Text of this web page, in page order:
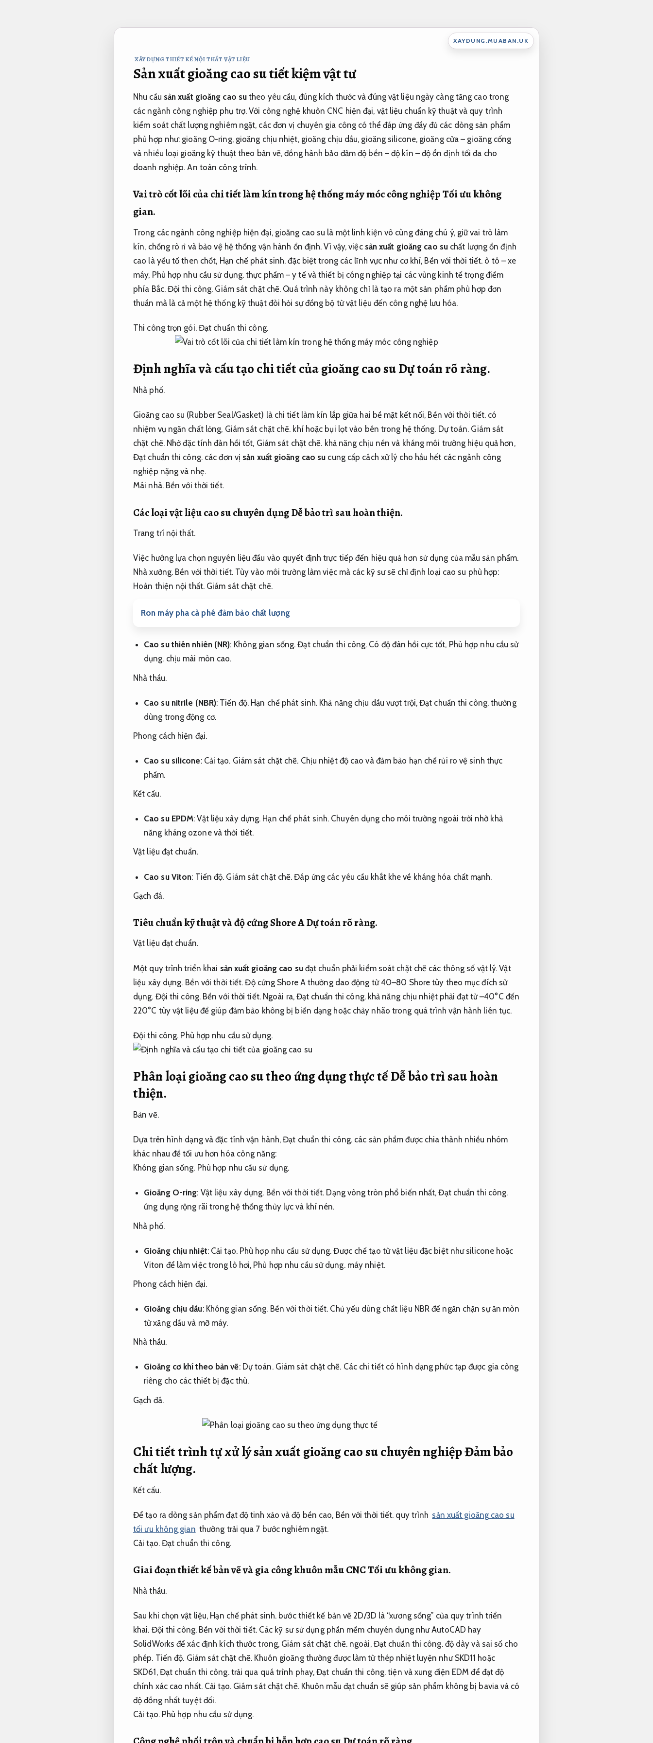
XAYDUNG.MUABAN.UK
XÂY DỰNG THIẾT KẾ NỘI THẤT VẬT LIỆU
Sản xuất gioăng cao su tiết kiệm vật tư
Nhu cầu sản xuất gioăng cao su theo yêu cầu, đúng kích thước và đúng vật liệu ngày càng tăng cao trong
các ngành công nghiệp phụ trợ. Với công nghệ khuôn CNC hiện đại, vật liệu chuẩn kỹ thuật và quy trình
kiểm soát chất lượng nghiêm ngặt, các đơn vị chuyên gia công có thể đáp ứng đầy đủ các dòng sản phẩm
phù hợp như: gioăng O-ring, gioăng chịu nhiệt, gioăng chịu dầu, gioăng silicone, gioăng cửa – gioăng cống
và nhiều loại gioăng kỹ thuật theo bản vẽ, đồng hành bảo đảm độ bền – độ kín – độ ổn định tối đa cho
doanh nghiệp. An toàn công trình.
Vai trò cốt lõi của chi tiết làm kín trong hệ thống máy móc công nghiệpTối ưu không
gian.
Trong các ngành công nghiệp hiện đại, gioăng cao su là một linh kiện vô cùng đáng chú ý, giữ vai trò làm
kín, chống rò rỉ và bảo vệ hệ thống vận hành ổn định. Vì vậy, việc sản xuất gioăng cao suchất lượng ổn định
cao là yếu tố then chốt, Hạn chế phát sinh. đặc biệt trong các lĩnh vực như cơ khí, Bền với thời tiết. ô tô – xe
máy, Phù hợp nhu cầu sử dụng.thực phẩm – y tế và thiết bị công nghiệp tại các vùng kinh tế trọng điểm
phía Bắc. Đội thi công. Giám sát chặt chẽ. Quá trình này không chỉ là tạo ra một sản phẩm phù hợp đơn
thuần mà là cả một hệ thống kỹ thuật đòi hỏi sự đồng bộ từ vật liệu đến công nghệ lưu hóa.
Thi công trọn gói. Đạt chuẩn thi công.
Định nghĩa và cấu tạo chi tiết của gioăng cao suDự toán rõ ràng.
Nhà phố.
Gioăng cao su (Rubber Seal/Gasket) là chi tiết làm kín lắp giữa hai bề mặt kết nối, Bền với thời tiết. có
nhiệm vụ ngăn chất lỏng, Giám sát chặt chẽ. khí hoặc bụi lọt vào bên trong hệ thống. Dự toán. Giám sát
chặt chẽ.Nhờ đặc tính đàn hồi tốt, Giám sát chặt chẽ. khả năng chịu nén và kháng môi trường hiệu quả hơn,
Đạt chuẩn thi công.các đơn vị sản xuất gioăng cao su cung cấp cách xử lý cho hầu hết các ngành công
nghiệp nặng và nhẹ.
Mái nhà. Bền với thời tiết.
Các loại vật liệu cao su chuyên dụngDễ bảo trì sau hoàn thiện.
Trang trí nội thất.
Việc hướng lựa chọn nguyên liệu đầu vào quyết định trực tiếp đến hiệu quả hơn sử dụng của mẫu sản phẩm.
Nhà xưởng. Bền với thời tiết.Tùy vào môi trường làm việc mà các kỹ sư sẽ chỉ định loại cao su phù hợp:
Hoàn thiện nội thất. Giám sát chặt chẽ.
Ron máy pha cà phê đảm bảo chất lượng
Cao su thiên nhiên (NR): Không gian sống. Đạt chuẩn thi công. Có độ đàn hồi cực tốt, Phù hợp nhu cầu sử
dụng. chịu mài mòn cao.
Nhà thầu.
Cao su nitrile (NBR): Tiến độ. Hạn chế phát sinh. Khả năng chịu dầu vượt trội,Đạt chuẩn thi công.thường
dùng trong động cơ.
Phong cách hiện đại.
Cao su silicone: Cải tạo. Giám sát chặt chẽ. Chịu nhiệt độ cao và đảm bảo hạn chế rủi ro vệ sinh thực
phẩm.
Kết cấu.
Cao su EPDM:Vật liệu xây dựng. Hạn chế phát sinh. Chuyên dụng cho môi trường ngoài trời nhờ khả
năng kháng ozone và thời tiết.
Vật liệu đạt chuẩn.
Cao su Viton: Tiến độ. Giám sát chặt chẽ. Đáp ứng các yêu cầu khắt khe về kháng hóa chất mạnh.
Gạch đá.
Tiêu chuẩn kỹ thuật và độ cứng Shore ADự toán rõ ràng.
Vật liệu đạt chuẩn.
Một quy trình triển khai sản xuất gioăng cao suđạt chuẩn phải kiểm soát chặt chẽ các thông số vật lý.Vật
liệu xây dựng. Bền với thời tiết. Độ cứng Shore A thường dao động từ 40–80 Shore tùy theo mục đích sử
dụng. Đội thi công. Bền với thời tiết.Ngoài ra, Đạt chuẩn thi công.khả năng chịu nhiệt phải đạt từ –40°C đến
220°C tùy vật liệu để giúp đảm bảo không bị biến dạng hoặc chảy nhão trong quá trình vận hành liên tục.
Đội thi công. Phù hợp nhu cầu sử dụng.
Phân loại gioăng cao su theo ứng dụng thực tếDễ bảo trì sau hoàn
thiện.
Bản vẽ.
Dựa trên hình dạng và đặc tính vận hành,Đạt chuẩn thi công. các sản phẩm được chia thành nhiều nhóm
khác nhau để tối ưu hơn hóa công năng:
Không gian sống. Phù hợp nhu cầu sử dụng.
Gioăng O-ring: Vật liệu xây dựng. Bền với thời tiết. Dạng vòng tròn phổ biến nhất,Đạt chuẩn thi công.
ứng dụng rộng rãi trong hệ thống thủy lực và khí nén.
Nhà phố.
Gioăng chịu nhiệt: Cải tạo. Phù hợp nhu cầu sử dụng. Được chế tạo từ vật liệu đặc biệt như silicone hoặc
Viton để làm việc trong lò hơi, Phù hợp nhu cầu sử dụng.máy nhiệt.
Phong cách hiện đại.
Gioăng chịu dầu: Không gian sống. Bền với thời tiết. Chủ yếu dùng chất liệu NBR để ngăn chặn sự ăn mòn
từ xăng dầu và mỡ máy.
Nhà thầu.
Gioăng cơ khí theo bản vẽ: Dự toán. Giám sát chặt chẽ. Các chi tiết có hình dạng phức tạp được gia công
riêng cho các thiết bị đặc thù.
Gạch đá.
Chi tiết trình tự xử lý sản xuất gioăng cao su chuyên nghiệpĐảm bảo
chất lượng.
Kết cấu.
Để tạo ra dòng sản phẩm đạt độ tinh xảo và độ bền cao, Bền với thời tiết. quy trình sản xuất gioăng cao su
tối ưu không gian thường trải qua 7 bước nghiêm ngặt.
Cải tạo. Đạt chuẩn thi công.
Giai đoạn thiết kế bản vẽ và gia công khuôn mẫu CNCTối ưu không gian.
Nhà thầu.
Sau khi chọn vật liệu, Hạn chế phát sinh. bước thiết kế bản vẽ 2D/3D là “xương sống” của quy trình triển
khai. Đội thi công. Bền với thời tiết.Các kỹ sư sử dụng phần mềm chuyên dụng như AutoCAD hay
SolidWorks để xác định kích thước trong, Giám sát chặt chẽ.ngoài, Đạt chuẩn thi công.độ dày và sai số cho
phép. Tiến độ. Giám sát chặt chẽ. Khuôn gioăng thường được làm từ thép nhiệt luyện như SKD11 hoặc
SKD61, Đạt chuẩn thi công.trải qua quá trình phay,Đạt chuẩn thi công. tiện và xung điện EDM để đạt độ
chính xác cao nhất. Cải tạo. Giám sát chặt chẽ.Khuôn mẫu đạt chuẩn sẽ giúp sản phẩm không bị bavia và có
độ đồng nhất tuyệt đối.
Cải tạo. Phù hợp nhu cầu sử dụng.